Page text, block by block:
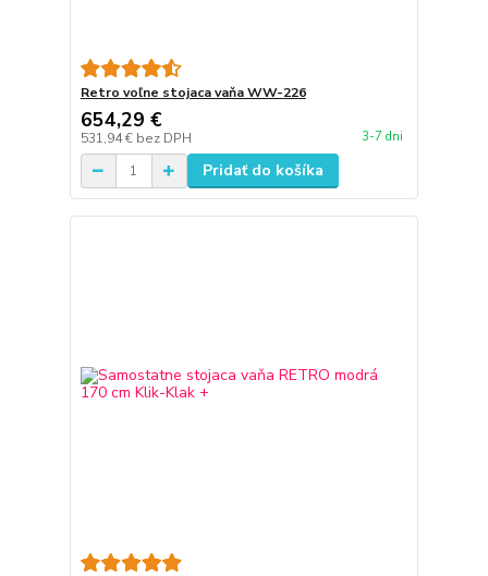
Retro voľne stojaca vaňa WW-226
654,29 €
531,94 € bez DPH 3-7 dni
Pridať do košíka